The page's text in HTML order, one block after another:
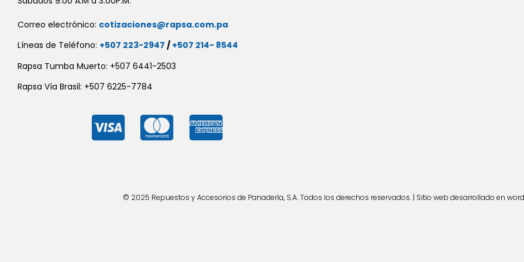
Correo electrónico: cotizaciones@rapsa.com.pa
Líneas de Teléfono: +507 223-2947 / +507 214- 8544
Rapsa Tumba Muerto: +507 6441-2503
Rapsa Vía Brasil: +507 6225-7784
© 2025 Repuestos y Accesorios de Panadería, S.A. Todos los derechos reservados. | Sitio web desarrollado en